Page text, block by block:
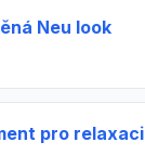
Neu look
pro relaxaci